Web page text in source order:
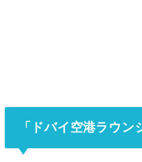
「ドバイ空港ラウ